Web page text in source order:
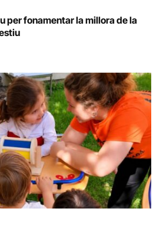
per fonamentar la millora de la